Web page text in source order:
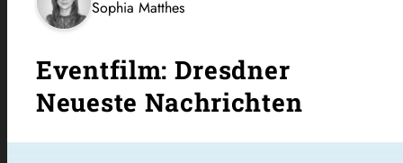
Sophia Matthes
Eventfilm: Dresdner
Neueste Nachrichten